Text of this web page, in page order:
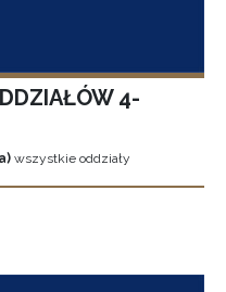
4-
wszystkie oddziały